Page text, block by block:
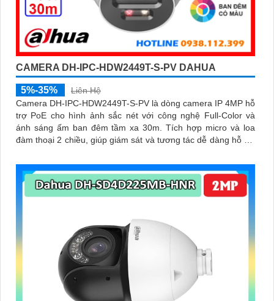
CAMERA DH-IPC-HDW2449T-S-PV DAHUA
5%-35%
Liên Hệ
Camera DH-IPC-HDW2449T-S-PV là dòng camera IP 4MP hỗ
trợ PoE cho hình ảnh sắc nét với công nghệ Full-Color và
ánh sáng ấm ban đêm tầm xa 30m. Tích hợp micro và loa
đàm thoại 2 chiều, giúp giám sát và tương tác dễ dàng hỗ trợ